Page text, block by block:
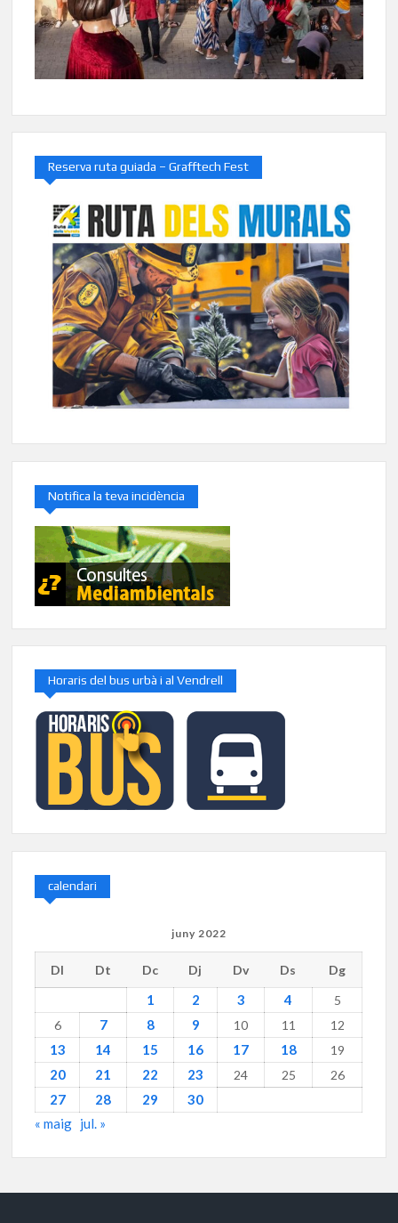
Reserva ruta guiada – Grafftech Fest
Notifica la teva incidència
Horaris del bus urbà i al Vendrell
calendari
juny 2022
Dl Dt Dc Dj Dv Ds Dg
1 2 3 4
5
6
7 8 9 10 11 12
13 14 15 16 17 18 19
20 21 22 23 24 25 26
27 28 29
30
« maig jul. »